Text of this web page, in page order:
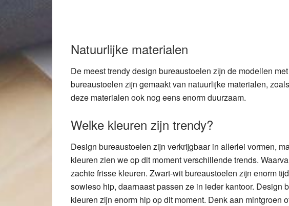
Natuurlijke materialen
De meest trendy design bureaustoelen zijn de modellen
bureaustoelen zijn gemaakt van natuurlijke materialen,
deze materialen ook nog eens enorm duurzaam.
Welke kleuren zijn trendy?
Design bureaustoelen zijn verkrijgbaar in allerlei vormen,
kleuren zien we op dit moment verschillende trends.
zachte frisse kleuren. Zwart-wit bureaustoelen zijn enorm
sowieso hip, daarnaast passen ze in ieder kantoor. Design
kleuren zijn enorm hip op dit moment. Denk aan mintgroen